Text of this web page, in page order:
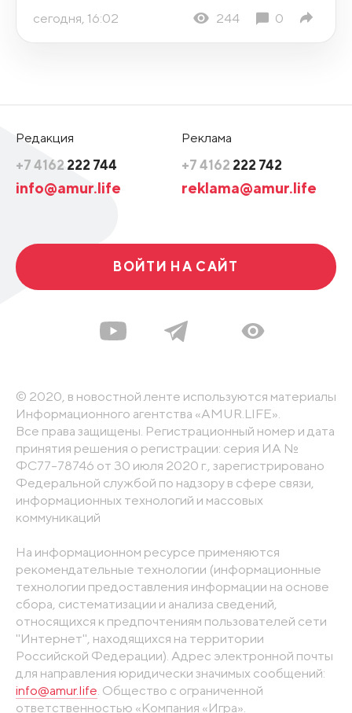
сегодня, 16:02 244 0
Редакция
+7 4162 222 744
info@amur.life
Реклама
+7 4162 222 742
reklama@amur.life
ВОЙТИ НА САЙТ
© 2020, в новостной ленте используются материалы
Информационного агентства «AMUR.LIFE».
Все права защищены. Регистрационный номер и дата
принятия решения о регистрации: серия ИА №
ФС77-78746 от 30 июля 2020 г., зарегистрировано
Федеральной службой по надзору в сфере связи,
информационных технологий и массовых
коммуникаций
На информационном ресурсе применяются
рекомендательные технологии (информационные
технологии предоставления информации на основе
сбора, систематизации и анализа сведений,
относящихся к предпочтениям пользователей сети
"Интернет", находящихся на территории
Российской Федерации). Адрес электронной почты
для направления юридически значимых сообщений:
info@amur.life. Общество с ограниченной
ответственностью «Компания «Игра».